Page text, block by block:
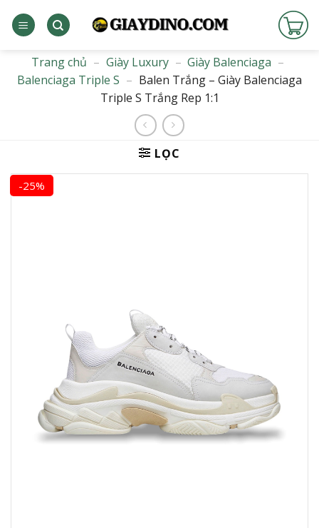
qua
Trang chủ – Giày Luxury – Giày Balenciaga –
Balenciaga Triple S – Balen Trắng – Giày Balenciaga
Triple S Trắng Rep 1:1
LỌC
-25%